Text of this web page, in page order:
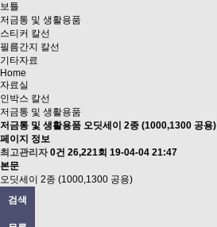
보틀
저금통 및 생활용품
스티커 칼선
필름간지 칼선
기타자료
Home
자료실
인박스 칼선
저금통 및 생활용품
저금통 및 생활용품 오딧세이 2종 (1000,1300 공용)
페이지 정보
최고관리자 0건 26,221회 19-04-04 21:47
본문
오딧세이 2종 (1000,1300 공용)
검색